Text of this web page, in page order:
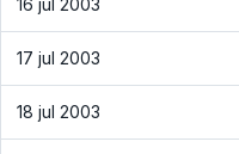
16 jul 2003
17 jul 2003
18 jul 2003